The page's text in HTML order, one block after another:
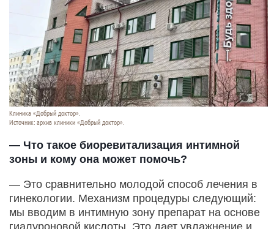
Клиника «Добрый доктор».
Источник: архив клиники «Добрый доктор».
— Что такое биоревитализация интимной
зоны и кому она может помочь?
— Это сравнительно молодой способ лечения в
гинекологии. Механизм процедуры следующий:
мы вводим в интимную зону препарат на основе